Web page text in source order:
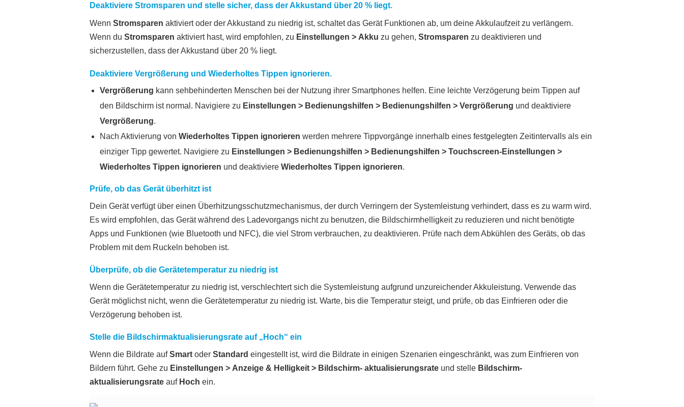
Deaktiviere Stromsparen und stelle sicher, dass der Akkustand über 20 % liegt.
Wenn Stromsparen aktiviert oder der Akkustand zu niedrig ist, schaltet das Gerät Funktionen ab, um deine Akkulaufzeit zu verlängern.
Wenn du Stromsparen aktiviert hast, wird empfohlen, zu Einstellungen > Akku zu gehen, Stromsparen zu deaktivieren und
sicherzustellen, dass der Akkustand über 20 % liegt.
Deaktiviere Vergrößerung und Wiederholtes Tippen ignorieren.
Vergrößerung kann sehbehinderten Menschen bei der Nutzung ihrer Smartphones helfen. Eine leichte Verzögerung beim Tippen auf
den Bildschirm ist normal. Navigiere zu Einstellungen > Bedienungshilfen > Bedienungshilfen > Vergrößerung und deaktiviere
Vergrößerung.
Nach Aktivierung von Wiederholtes Tippen ignorieren werden mehrere Tippvorgänge innerhalb eines festgelegten Zeitintervalls als ein
einziger Tipp gewertet. Navigiere zu Einstellungen > Bedienungshilfen > Bedienungshilfen > Touchscreen-Einstellungen >
Wiederholtes Tippen ignorieren und deaktiviere Wiederholtes Tippen ignorieren.
Prüfe, ob das Gerät überhitzt ist
Dein Gerät verfügt über einen Überhitzungsschutzmechanismus, der durch Verringern der Systemleistung verhindert, dass es zu warm wird.
Es wird empfohlen, das Gerät während des Ladevorgangs nicht zu benutzen, die Bildschirmhelligkeit zu reduzieren und nicht benötigte
Apps und Funktionen (wie Bluetooth und NFC), die viel Strom verbrauchen, zu deaktivieren. Prüfe nach dem Abkühlen des Geräts, ob das
Problem mit dem Ruckeln behoben ist.
Überprüfe, ob die Gerätetemperatur zu niedrig ist
Wenn die Gerätetemperatur zu niedrig ist, verschlechtert sich die Systemleistung aufgrund unzureichender Akkuleistung. Verwende das
Gerät möglichst nicht, wenn die Gerätetemperatur zu niedrig ist. Warte, bis die Temperatur steigt, und prüfe, ob das Einfrieren oder die
Verzögerung behoben ist.
Stelle die Bildschirmaktualisierungsrate auf „Hoch“ ein
Wenn die Bildrate aufSmartoder Standard eingestellt ist, wird die Bildrate in einigen Szenarien eingeschränkt, was zum Einfrieren von
Bildern führt. Gehe zu Einstellungen > Anzeige & Helligkeit> Bildschirm- aktualisierungsrateund stelle Bildschirm-
aktualisierungsrateauf Hoch ein.